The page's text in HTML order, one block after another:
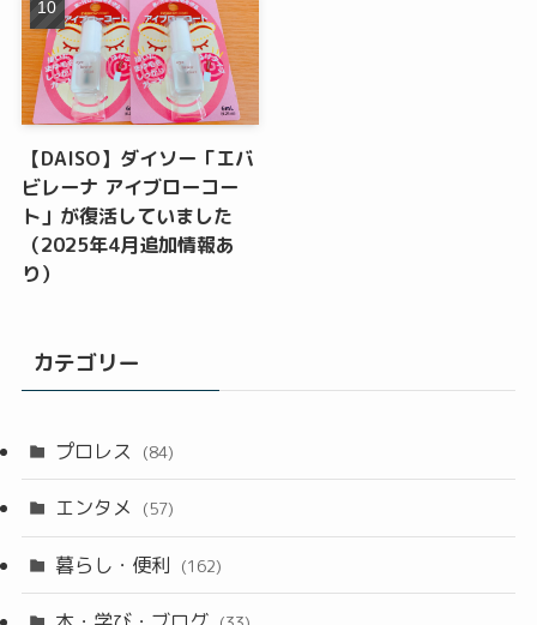
【DAISO】ダイソー「エバ
ビレーナ アイブローコー
ト」が復活していました
（2025年4月追加情報あ
り）
カテゴリー
プロレス (84)
エンタメ (57)
暮らし・便利 (162)